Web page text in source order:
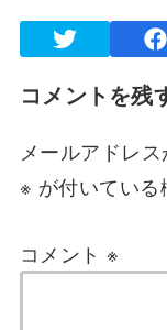
コメントを残
メールアドレ
※ が付いてい
コメント ※